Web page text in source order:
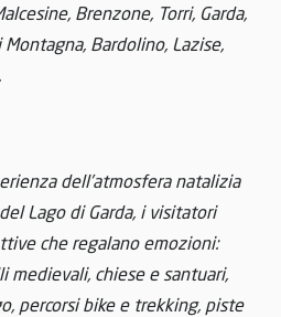
Brenzone, Torri, Garda,
Bardolino, Lazise,
dell’atmosfera natalizia
Lago di Garda, i visitatori
che regalano emozioni:
medievali, chiese e santuari,
percorsi bike e trekking, piste